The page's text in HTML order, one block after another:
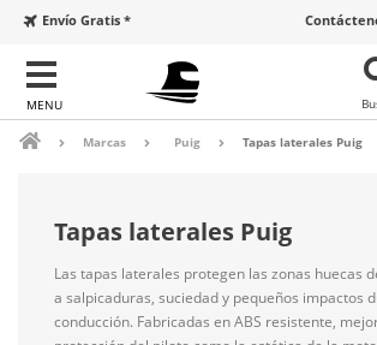
Envío Gratis *
Marcas Puig Tapas laterales Puig
Tapas laterales Puig
Las tapas laterales protegen las zonas huecas
a salpicaduras, suciedad y pequeños impactos
conducción. Fabricadas en ABS resistente,